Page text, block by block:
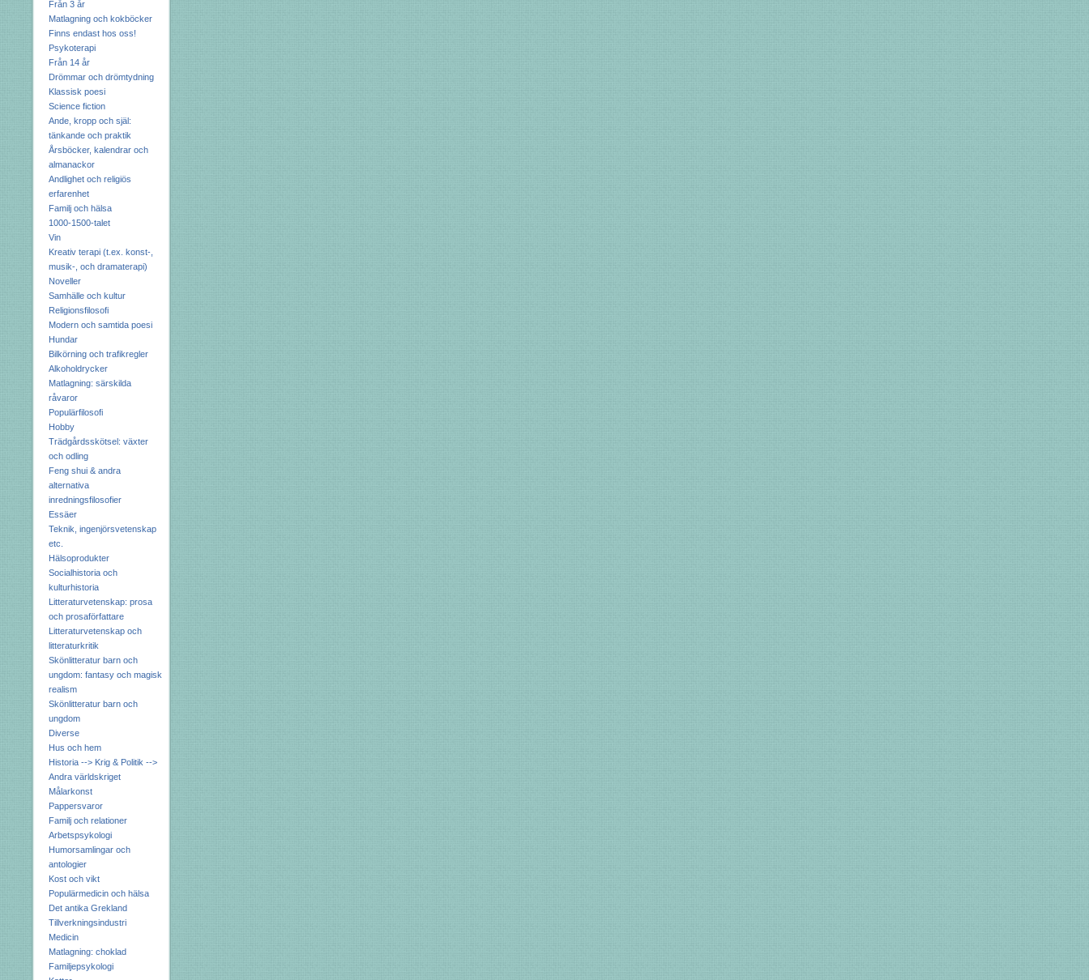
Från 3 år
Matlagning och kokböcker
Finns endast hos oss!
Psykoterapi
Från 14 år
Drömmar och drömtydning
Klassisk poesi
Science fiction
Ande, kropp och själ:
tänkande och praktik
Årsböcker, kalendrar och
almanackor
Andlighet och religiös
erfarenhet
Familj och hälsa
1000-1500-talet
Vin
Kreativ terapi (t.ex. konst-,
musik-, och dramaterapi)
Noveller
Samhälle och kultur
Religionsfilosofi
Modern och samtida poesi
Hundar
Bilkörning och trafikregler
Alkoholdrycker
Matlagning: särskilda
råvaror
Populärfilosofi
Hobby
Trädgårdsskötsel: växter
och odling
Feng shui & andra
alternativa
inredningsfilosofier
Essäer
Teknik, ingenjörsvetenskap
etc.
Hälsoprodukter
Socialhistoria och
kulturhistoria
Litteraturvetenskap: prosa
och prosaförfattare
Litteraturvetenskap och
litteraturkritik
Skönlitteratur barn och
ungdom: fantasy och magisk
realism
Skönlitteratur barn och
ungdom
Diverse
Hus och hem
Historia --> Krig & Politik -->
Andra världskriget
Målarkonst
Pappersvaror
Familj och relationer
Arbetspsykologi
Humorsamlingar och
antologier
Kost och vikt
Populärmedicin och hälsa
Det antika Grekland
Tillverkningsindustri
Medicin
Matlagning: choklad
Familjepsykologi